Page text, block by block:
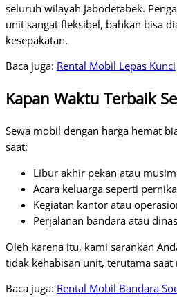
seluruh wilayah Jabodetabek.
unit sangat fleksibel, bahkan bisa
kesepakatan.
Baca juga: Rental Mobil Lepas Kunci
Kapan Waktu Terbaik
Sewa mobil dengan harga hemat
saat:
Libur akhir pekan atau
Acara keluarga seperti
Kegiatan kantor atau
Perjalanan bandara atau
Oleh karena itu, kami sarankan
tidak kehabisan unit, terutama
Baca juga: Rental Mobil Bandara